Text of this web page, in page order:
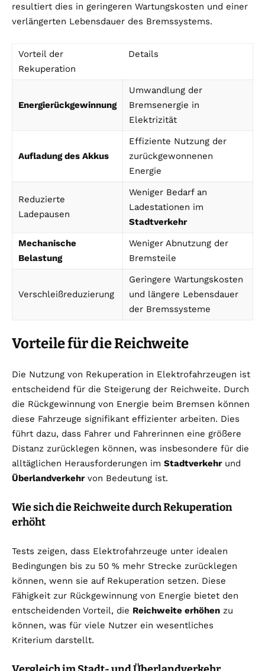
resultiert dies in geringeren Wartungskosten und einer
verlängerten Lebensdauer des Bremssystems.
Vorteil der
Rekuperation
Details
Energierückgewinnung
Umwandlung der
Bremsenergie in
Elektrizität
Aufladung des Akkus
Effiziente Nutzung der
zurückgewonnenen
Energie
Reduzierte
Ladepausen
Weniger Bedarf an
Ladestationen im
Stadtverkehr
Mechanische
Belastung
Weniger Abnutzung der
Bremsteile
Verschleißreduzierung
Geringere Wartungskosten
und längere Lebensdauer
der Bremssysteme
Vorteile für die Reichweite
Die Nutzung von Rekuperation in Elektrofahrzeugen ist
entscheidend für die Steigerung der Reichweite. Durch
die Rückgewinnung von Energie beim Bremsen können
diese Fahrzeuge signifikant effizienter arbeiten. Dies
führt dazu, dass Fahrer und Fahrerinnen eine größere
Distanz zurücklegen können, was insbesondere für die
alltäglichen Herausforderungen im Stadtverkehrund
Überlandverkehrvon Bedeutung ist.
Wie sich die Reichweite durch Rekuperation
erhöht
Tests zeigen, dass Elektrofahrzeuge unter idealen
Bedingungen bis zu 50 % mehr Strecke zurücklegen
können, wenn sie auf Rekuperation setzen. Diese
Fähigkeit zur Rückgewinnung von Energie bietet den
entscheidenden Vorteil, die Reichweite erhöhen zu
können, was für viele Nutzer ein wesentliches
Kriterium darstellt.